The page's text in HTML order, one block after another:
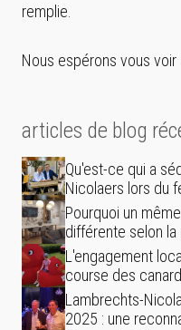
remplie.
Nous espérons vous
articles de blog
Qu'est-ce qui a
Nicolaers lors du
Pourquoi un
différente selon la
L'engagement
course des
Lambrechts-
2025 : une